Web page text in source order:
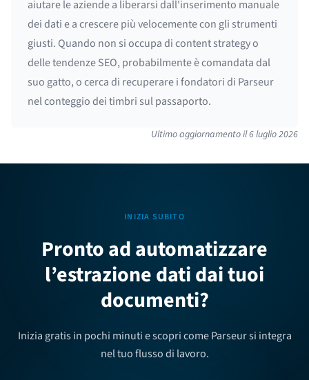
aiutare le aziende a liberarsi dall'inserimento manuale
dei dati e a crescere più velocemente con gli strumenti
giusti. Quando non si occupa di content strategy o
delle tendenze SEO, probabilmente è comandata dal
suo gatto, o cerca di recuperare i fondatori di Parseur
nel conteggio dei timbri sul passaporto.
Ultimo aggiornamento il6 luglio 2026
INIZIA SUBITO
Pronto ad automatizzare
l’estrazione dati dai tuoi
documenti?
Inizia gratis in pochi minuti e scopri come Parseur si integra
nel tuo flusso di lavoro.